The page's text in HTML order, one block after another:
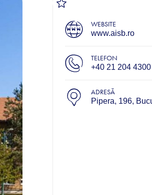
WEBSITE
www.aisb.ro
TELEFON
+40 21 204 4300
ADRESĂ
Pipera, 196,